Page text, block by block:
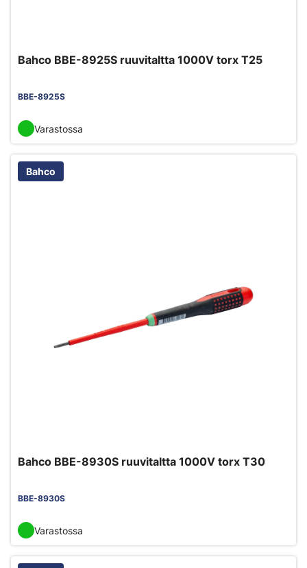
Bahco BBE-8925S ruuvitaltta 1000V torx T25
BBE-8925S
Varastossa
Bahco
Bahco BBE-8930S ruuvitaltta 1000V torx T30
BBE-8930S
Varastossa